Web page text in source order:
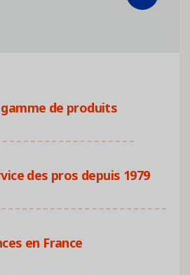
de produits
des pros depuis 1979
en France